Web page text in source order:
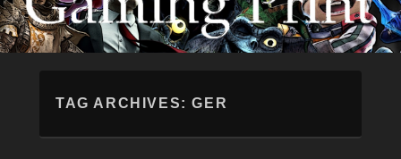
TAG ARCHIVES:GER